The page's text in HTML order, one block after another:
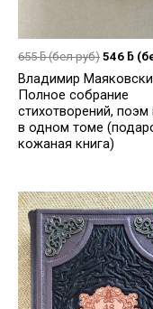
655ƃ(бел руб) 546 ƃ
Владимир
Полное собрание
стихотворений, поэм
в одном томе
кожаная книга)